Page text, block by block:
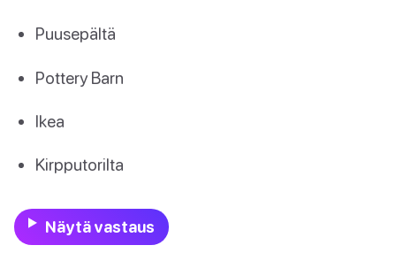
Puusepältä
Pottery Barn
Ikea
Kirpputorilta
Näytä vastaus